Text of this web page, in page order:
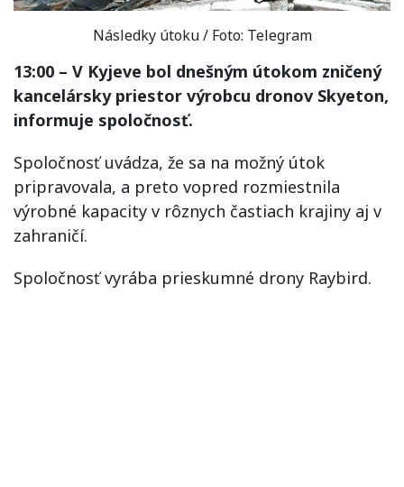
Následky útoku / Foto: Telegram
13:00 – V Kyjeve bol dnešným útokom zničený
kancelársky priestor výrobcu dronov Skyeton,
informuje spoločnosť.
Spoločnosť uvádza, že sa na možný útok
pripravovala, a preto vopred rozmiestnila
výrobné kapacity v rôznych častiach krajiny aj v
zahraničí.
Spoločnosť vyrába prieskumné drony Raybird.